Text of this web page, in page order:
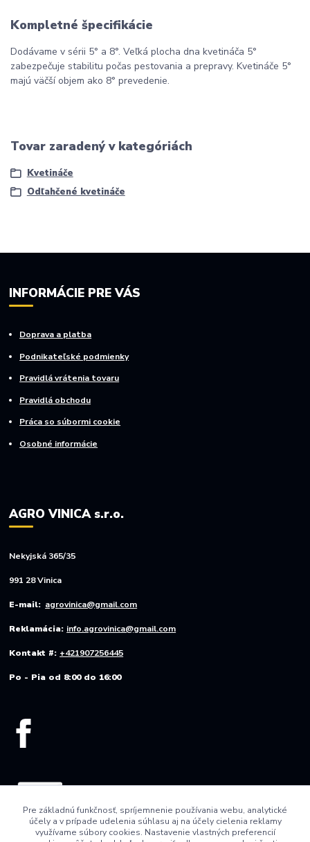
Kompletné špecifikácie
Dodávame v sérii 5° a 8°. Veľká plocha dna kvetináča 5°
zabezpečuje stabilitu počas pestovania a prepravy. Kvetináče 5°
majú väčší objem ako 8° prevedenie.
Tovar zaradený v kategóriách
Kvetináče
Odľahčené kvetináče
INFORMÁCIE PRE VÁS
Doprava a platba
Podnikateľské podmienky
Pravidlá vrátenia tovaru
Pravidlá obchodu
Práca so súbormi cookie
Osobné informácie
AGRO VINICA s.r.o.
Nekyjská 365/35
991 28 Vinica
E-mail: agrovinica@gmail.com
Reklamácia: info.agrovinica@gmail.com
Kontakt #: +421907256445
Po - Pia od 8:00 do 16:00
Pre základnú funkčnosť, spríjemnenie používania webu, analytické
účely a v prípade udelenia súhlasu aj na účely cielenia reklamy
využívame súbory cookies. Nastavenie vlastných preferencií